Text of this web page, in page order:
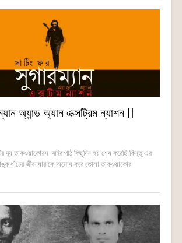
অ্যান্ড অ্যান এক্সট্রিম ন্যাশন ||
দ্য তাকওয়াকোরস বহির পাঠ কিছুদিন হয় শেষ করেছি কিন্তু এর
ধাঁচের জীবনধারাকে অমোঘ করে তোলা তাকওয়াকোর